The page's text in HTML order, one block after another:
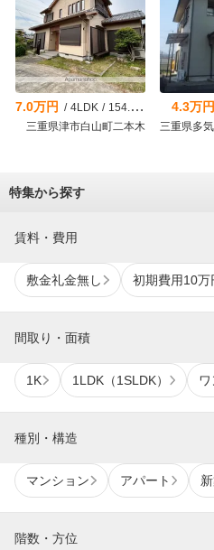
7.0万円 / 4LDK / 154.64m²
三重県津市白山町二本木
4.3万円
特集から探す
賃料・費用
敷金礼金無し 初期費用10万
間取り・面積
1K 1LDK（1SLDK）
種別・構造
マンション アパート
階数・方位